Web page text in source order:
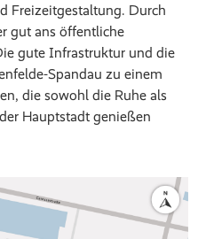
Freizeitgestaltung. Durch
gut ans öffentliche
gute Infrastruktur und die
Spandau zu einem
die sowohl die Ruhe als
Hauptstadt genießen